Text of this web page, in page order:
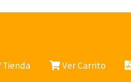
Tienda Ver Carrito